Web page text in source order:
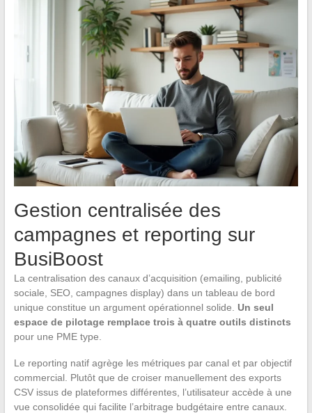
Gestion centralisée des
campagnes et reporting sur
BusiBoost
La centralisation des canaux d’acquisition (emailing, publicité
sociale, SEO, campagnes display) dans un tableau de bord
unique constitue un argument opérationnel solide. Un seul
espace de pilotage remplace trois à quatre outils distincts
pour une PME type.
Le reporting natif agrège les métriques par canal et par objectif
commercial. Plutôt que de croiser manuellement des exports
CSV issus de plateformes différentes, l’utilisateur accède à une
vue consolidée qui facilite l’arbitrage budgétaire entre canaux.